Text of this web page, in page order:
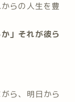
らの人生を豊
」それが彼ら
ら、明日から